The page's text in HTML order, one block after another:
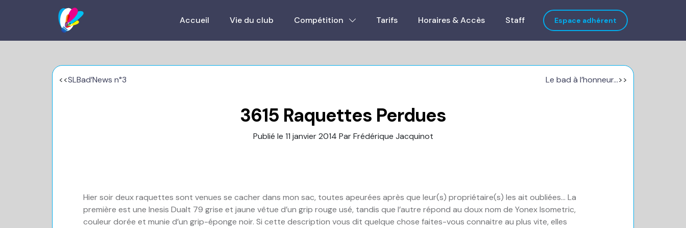
Accueil Vie du club Compétition Tarifs Horaires & Accès Staff Espace adhérent
<<SLBad’News n°3 Le bad à l’honneur…>>
3615 Raquettes Perdues
Publié le 11 janvier 2014 Par Frédérique Jacquinot
Hier soir deux raquettes sont venues se cacher dans mon sac, toutes apeurées après que leur(s) propriétaire(s) les ait oubliées… La
première est une Inesis Dualt 79 grise et jaune vêtue d’un grip rouge usé, tandis que l’autre répond au doux nom de Yonex Isometric,
couleur dorée et munie d’un grip-éponge noir. Si cette description vous dit quelque chose faites-vous connaitre au plus vite, elles